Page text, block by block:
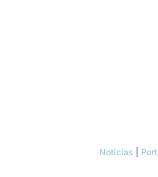
Noticias